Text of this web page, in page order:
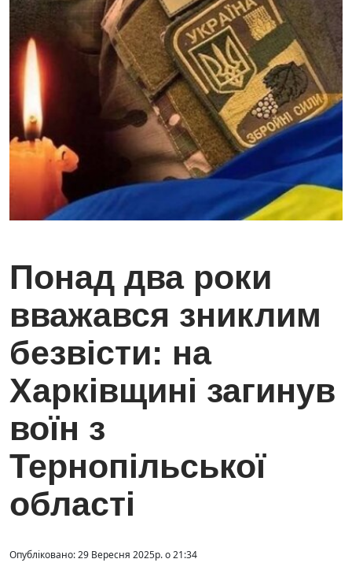
Понад два роки
вважався зниклим
безвісти: на
Харківщині загинув
воїн з
Тернопільської
області
Опубліковано: 29 Вересня 2025р. о 21:34